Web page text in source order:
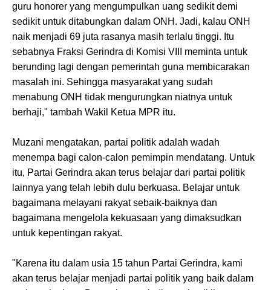
guru honorer yang mengumpulkan uang sedikit demi
sedikit untuk ditabungkan dalam ONH. Jadi, kalau ONH
naik menjadi 69 juta rasanya masih terlalu tinggi. Itu
sebabnya Fraksi Gerindra di Komisi VIII meminta untuk
berunding lagi dengan pemerintah guna membicarakan
masalah ini. Sehingga masyarakat yang sudah
menabung ONH tidak mengurungkan niatnya untuk
berhaji," tambah Wakil Ketua MPR itu.
Muzani mengatakan, partai politik adalah wadah
menempa bagi calon-calon pemimpin mendatang. Untuk
itu, Partai Gerindra akan terus belajar dari partai politik
lainnya yang telah lebih dulu berkuasa. Belajar untuk
bagaimana melayani rakyat sebaik-baiknya dan
bagaimana mengelola kekuasaan yang dimaksudkan
untuk kepentingan rakyat.
"Karena itu dalam usia 15 tahun Partai Gerindra, kami
akan terus belajar menjadi partai politik yang baik dalam